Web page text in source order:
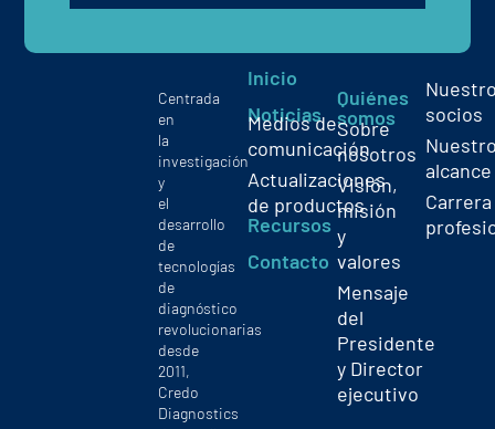
Centrada
en
la
investigación
y
el
desarrollo
de
tecnologías
de
diagnóstico
revolucionarias
desde
2011,
Credo
Diagnostics
Inicio
Noticias
Medios de
comunicación
Actualizaciones
de productos
Recursos
Contacto
Quiénes
somos
Sobre
nosotros
Visión,
misión
y
valores
Mensaje
del
Presidente
y Director
ejecutivo
socios
alcance
Carrera